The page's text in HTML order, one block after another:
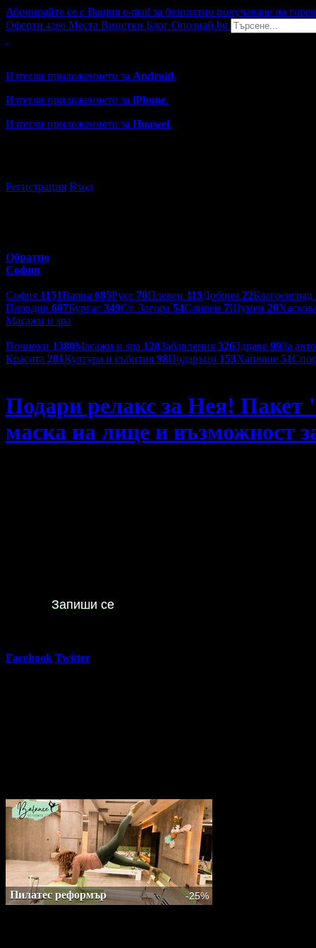
Абонирайте се с Вашия e-mail за безплатно получаване на
Оферти 4266 Места Винетки Блог Опознай.bg
Изтегли приложението за Android.
Изтегли приложението за iPhone.
Изтегли приложението за Huawei.
Регистрация Вход
Обратно
София
София 1151Варна 685Русе 70Плевен 115Добрич 22Благоевград
Пловдив 607Бургас 349Ст. Загора 54Сливен 7Шумен 20
Масажи и spa
Почивки 1380Масажи и spa 128Забавления 326Здраве 99За
Красота 281Култура и събития 98Подаръци 153Хапване 51
Подари релакс за Нея! Пакет
маска на лице и възможност
Запиши се
Facebook Twitter
-25%
Пилатес реформър
Виктор Калев